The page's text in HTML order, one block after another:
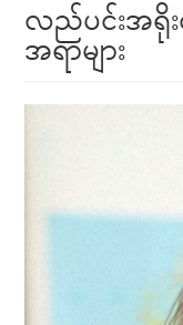
လည်ပင်းအရို
အရာများ